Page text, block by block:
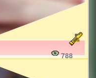
788